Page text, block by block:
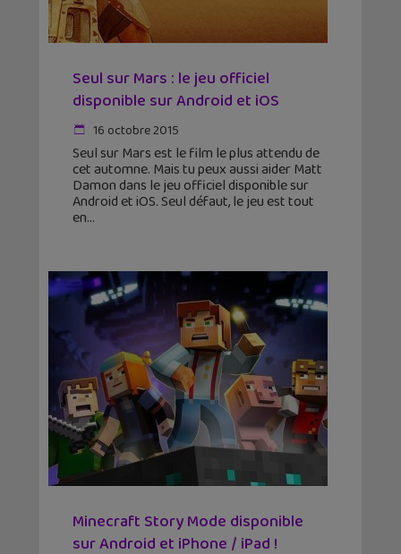
Seul sur Mars : le jeu officiel
disponible sur Android et iOS
16 octobre 2015
Seul sur Mars est le film le plus attendu de
cet automne. Mais tu peux aussi aider Matt
Damon dans le jeu officiel disponible sur
Android et iOS. Seul défaut, le jeu est tout
en
Minecraft Story Mode disponible
sur Android et iPhone / iPad !